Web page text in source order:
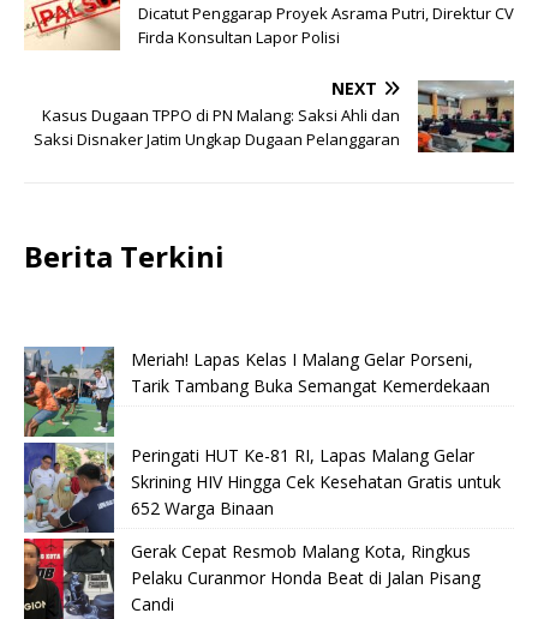
Dicatut Penggarap Proyek Asrama Putri, Direktur CV
Firda Konsultan Lapor Polisi
NEXT
Kasus Dugaan TPPO di PN Malang: Saksi Ahli dan
Saksi Disnaker Jatim Ungkap Dugaan Pelanggaran
Berita Terkini
Meriah! Lapas Kelas I Malang Gelar Porseni,
Tarik Tambang Buka Semangat Kemerdekaan
Peringati HUT Ke-81 RI, Lapas Malang Gelar
Skrining HIV Hingga Cek Kesehatan Gratis untuk
652 Warga Binaan
Gerak Cepat Resmob Malang Kota, Ringkus
Pelaku Curanmor Honda Beat di Jalan Pisang
Candi